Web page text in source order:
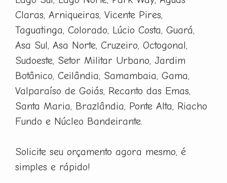
Claras, Arniqueiras, Vicente Pires,
Taguatinga, Colorado, Lúcio Costa, Guará,
Asa Sul, Asa Norte, Cruzeiro, Octogonal,
Sudoeste, Setor Militar Urbano, Jardim
Botânico, Ceilândia, Samambaia, Gama,
Valparaíso de Goiás, Recanto das Emas,
Santa Maria, Brazlândia, Ponte Alta, Riacho
Fundo e Núcleo Bandeirante.
Solicite seu orçamento agora mesmo, é
simples e rápido!